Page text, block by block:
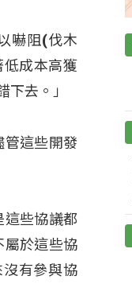
嚇阻(伐木
成本高獲
去。」
管這些開發
些協議都
屬於這些協
有參與協